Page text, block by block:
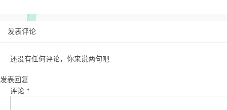
发表评论
还没有任何评论，你来说两句吧
发表回复
评论 *